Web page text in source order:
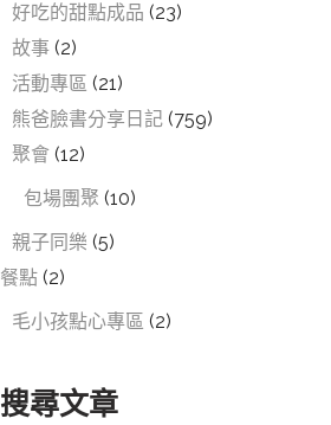
好吃的甜點成品 (23)
故事 (2)
活動專區 (21)
熊爸臉書分享日記 (759)
聚會 (12)
包場團聚 (10)
親子同樂 (5)
餐點 (2)
毛小孩點心專區 (2)
搜尋文章